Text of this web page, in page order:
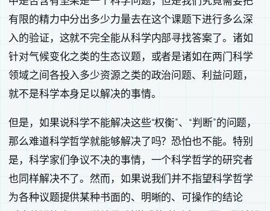
有限的精力中分出多少力量去在这个课题下进行多么深
入的验证，这就不完全能从科学内部寻找答案了。诸如
针对气候变化之类的生态议题，或者是诸如在两门科学
领域之间各投入多少资源之类的政治问题、利益问题，
就不是科学本身足以解决的事情。
但是，如果说科学不能解决这些“权衡”、“判断”的问题，
那么难道科学哲学就能够解决了吗？恐怕也不能。特别
是，科学家们争议不决的事情，一个科学哲学的研究者
也同样解决不了。然而，如果说我们并不指望科学哲学
为各种议题提供某种书面的、明晰的、可操作的结论